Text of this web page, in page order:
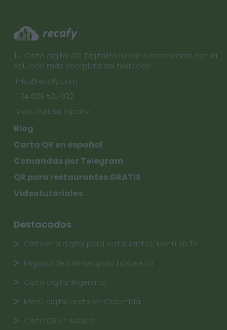
Tu Carta digital QR. Digitaliza tu bar o restaurante con la
solución más completa del mercado.
info@recafy.com
+34 689 537 032
Vigo, Galicia, España
Blog
Carta QR en español
Comandas por Telegram
QR para restaurantes GRATIS
Videotutoriales
Destacados
Cartelería digital para restaurantes. Menú en TV
Registro de clientes para hostelería
Carta digital Argentina
Menú digital gratis en Colombia
Carta QR en México